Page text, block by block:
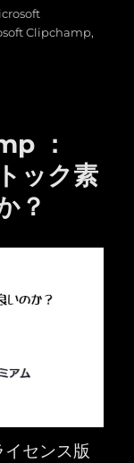
Clipchamp,
：
ック素
？
センス版